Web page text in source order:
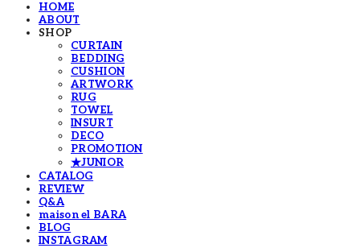
HOME
ABOUT
SHOP
CURTAIN
BEDDING
CUSHION
ARTWORK
RUG
TOWEL
INSURT
DECO
PROMOTION
★JUNIOR
CATALOG
REVIEW
Q&A
maison el BARA
BLOG
INSTAGRAM